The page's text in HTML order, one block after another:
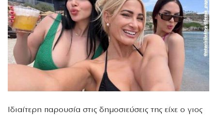
Ιδιαίτερη παρουσία στις δημοσιεύσεις της είχε ο γιος